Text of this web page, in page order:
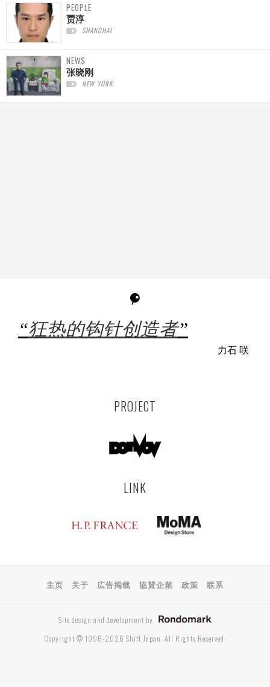
PEOPLE
贾淳
SHANGHAI
NEWS
张晓刚
NEW YORK
“狂热的钩针创造者”
力石 咲
PROJECT
LINK
主页 关于 広告掲载 協賛企業 政策 联系
Site design and development by
Copyright © 1996-2026 Shift Japan. All Rights Reserved.